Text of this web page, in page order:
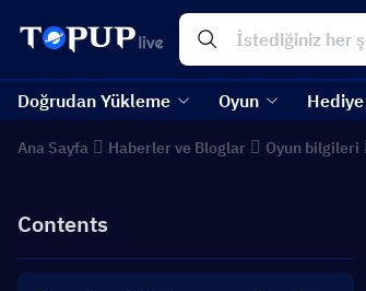
Doğrudan Yükleme Oyun
Ana Sayfa Haberler ve Bloglar Oyun bilgileri
Contents